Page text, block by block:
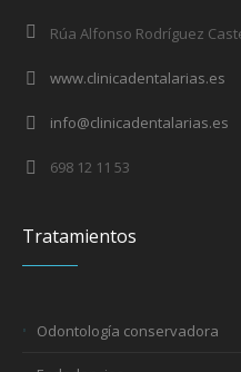
Rúa Alfonso Rodríguez
www.clinicadentalarias.es
info@clinicadentalarias.es
698 12 11 53
Tratamientos
Odontología conservadora